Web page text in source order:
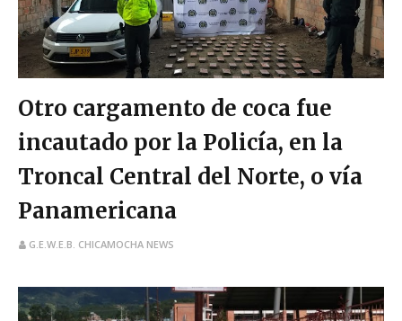
Otro cargamento de coca fue
incautado por la Policía, en la
Troncal Central del Norte, o vía
Panamericana
G.E.W.E.B. CHICAMOCHA NEWS